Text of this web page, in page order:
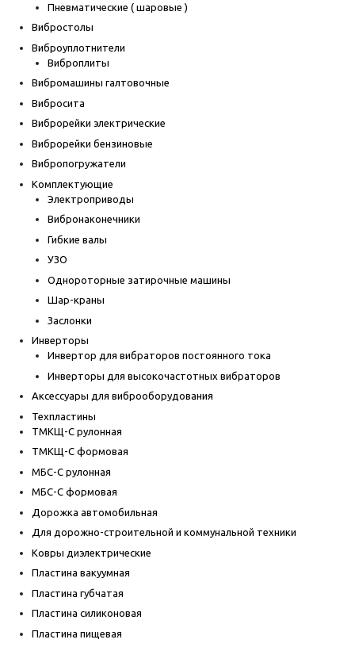
Пневматические ( шаровые )
Вибростолы
Виброуплотнители
Виброплиты
Вибромашины галтовочные
Вибросита
Виброрейки электрические
Виброрейки бензиновые
Вибропогружатели
Комплектующие
Электроприводы
Вибронаконечники
Гибкие валы
УЗО
Однороторные затирочные машины
Шар-краны
Заслонки
Инверторы
Инвертор для вибраторов постоянного тока
Инверторы для высокочастотных вибраторов
Аксессуары для виброоборудования
Техпластины
ТМКЩ-С рулонная
ТМКЩ-С формовая
МБС-С рулонная
МБС-С формовая
Дорожка автомобильная
Для дорожно-строительной и коммунальной техники
Ковры диэлектрические
Пластина вакуумная
Пластина губчатая
Пластина силиконовая
Пластина пищевая